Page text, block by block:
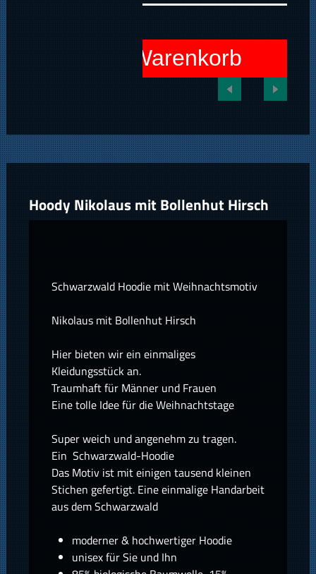
In den Warenkorb
Hoody Nikolaus mit Bollenhut Hirsch
Schwarzwald Hoodie mit Weihnachtsmotiv
Nikolaus mit Bollenhut Hirsch
Hier bieten wir ein einmaliges
Kleidungsstück an.
Traumhaft für Männer und Frauen
Eine tolle Idee für die Weihnachtstage
Super weich und angenehm zu tragen.
Ein Schwarzwald-Hoodie
Das Motiv ist mit einigen tausend kleinen
Stichen gefertigt. Eine einmalige Handarbeit
aus dem Schwarzwald
moderner & hochwertiger Hoodie
unisex für Sie und Ihn